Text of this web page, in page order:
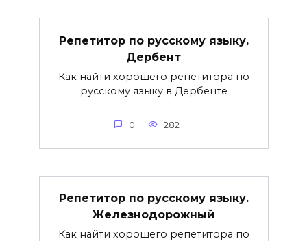
Репетитор по русскому языку.
Дербент
Как найти хорошего репетитора по
русскому языку в Дербенте
0 282
Репетитор по русскому языку.
Железнодорожный
Как найти хорошего репетитора по